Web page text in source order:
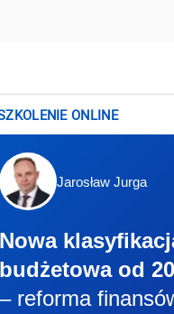
ONLINE
Jarosław Jurga
Nowa
budżetowa od
– reforma